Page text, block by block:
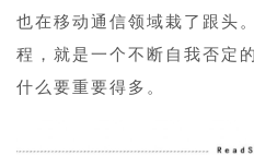
也在移动通信领域栽了跟头
程，就是一个不断自我否定
什么要重要得多。